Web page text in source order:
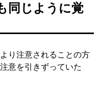
同じように覚
り注意されることの方
意を引きずっていた